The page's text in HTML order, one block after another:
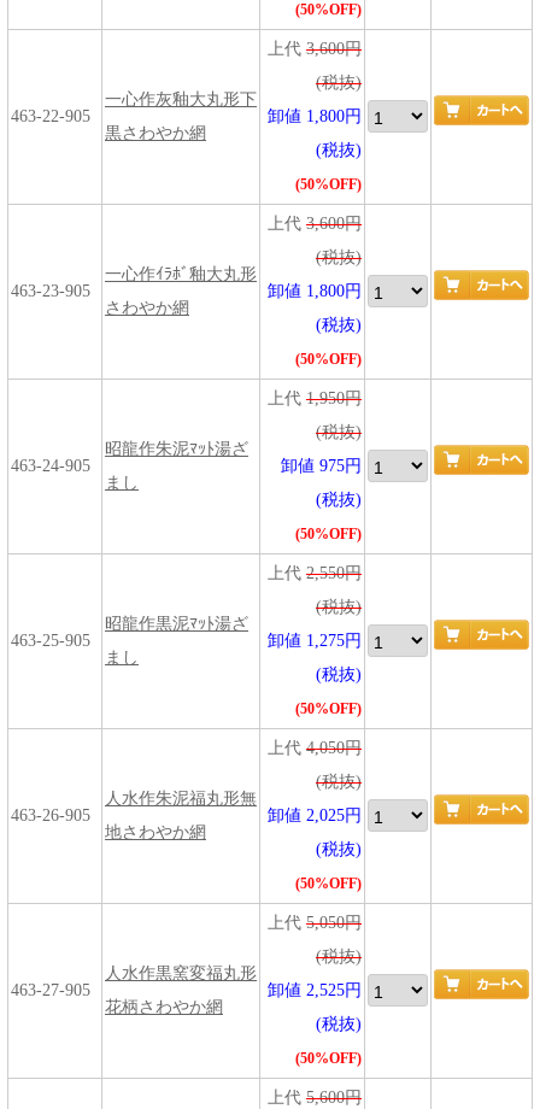
(50%OFF)
463-22-905
一心作灰釉大丸形下
黒さわやか網
上代 3,600円
(税抜)
卸値 1,800円
(税抜)
(50%OFF)
463-23-905
一心作ｲﾗﾎﾞ釉大丸形
さわやか網
上代 3,600円
(税抜)
卸値 1,800円
(税抜)
(50%OFF)
463-24-905
昭龍作朱泥ﾏｯﾄ湯ざ
まし
上代 1,950円
(税抜)
卸値 975円
(税抜)
(50%OFF)
463-25-905
昭龍作黒泥ﾏｯﾄ湯ざ
まし
上代 2,550円
(税抜)
卸値 1,275円
(税抜)
(50%OFF)
463-26-905
人水作朱泥福丸形無
地さわやか網
上代 4,050円
(税抜)
卸値 2,025円
(税抜)
(50%OFF)
463-27-905
人水作黒窯変福丸形
花柄さわやか網
上代 5,050円
(税抜)
卸値 2,525円
(税抜)
(50%OFF)
上代 5,600円